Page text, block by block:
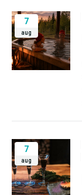
7
aug
7
aug